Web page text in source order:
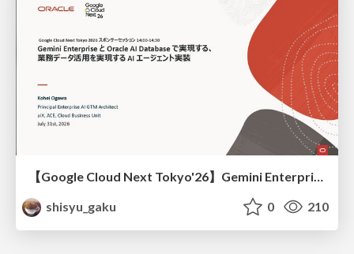
【Google Cloud Next Tokyo'26】Gemini Enterprise と Oracle AI Database で実現する、 業務データ活用を実現する AI エージェント実装
shisyu_gaku
0 210